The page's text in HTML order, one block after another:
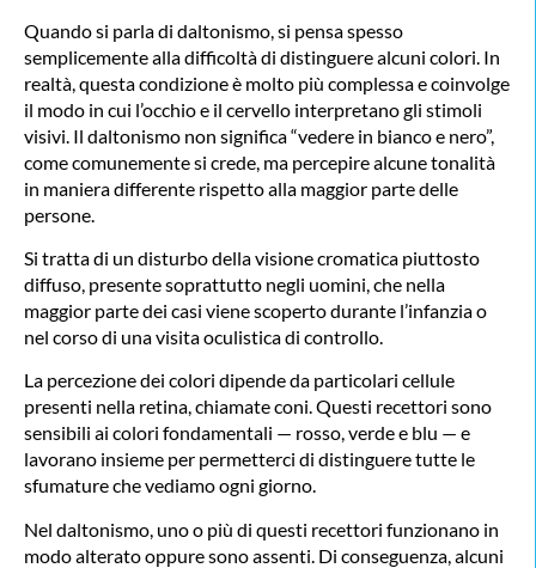
Quando si parla di daltonismo, si pensa spesso
semplicemente alla difficoltà di distinguere alcuni colori. In
realtà, questa condizione è molto più complessa e coinvolge
il modo in cui l’occhio e il cervello interpretano gli stimoli
visivi. Il daltonismo non significa “vedere in bianco e nero”,
come comunemente si crede, ma percepire alcune tonalità
in maniera differente rispetto alla maggior parte delle
persone.
Si tratta di un disturbo della visione cromatica piuttosto
diffuso, presente soprattutto negli uomini, che nella
maggior parte dei casi viene scoperto durante l’infanzia o
nel corso di una visita oculistica di controllo.
La percezione dei colori dipende da particolari cellule
presenti nella retina, chiamate coni. Questi recettori sono
sensibili ai colori fondamentali — rosso, verde e blu — e
lavorano insieme per permetterci di distinguere tutte le
sfumature che vediamo ogni giorno.
Nel daltonismo, uno o più di questi recettori funzionano in
modo alterato oppure sono assenti. Di conseguenza, alcuni